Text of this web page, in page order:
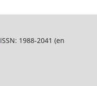
ISSN: 1988-2041 (en